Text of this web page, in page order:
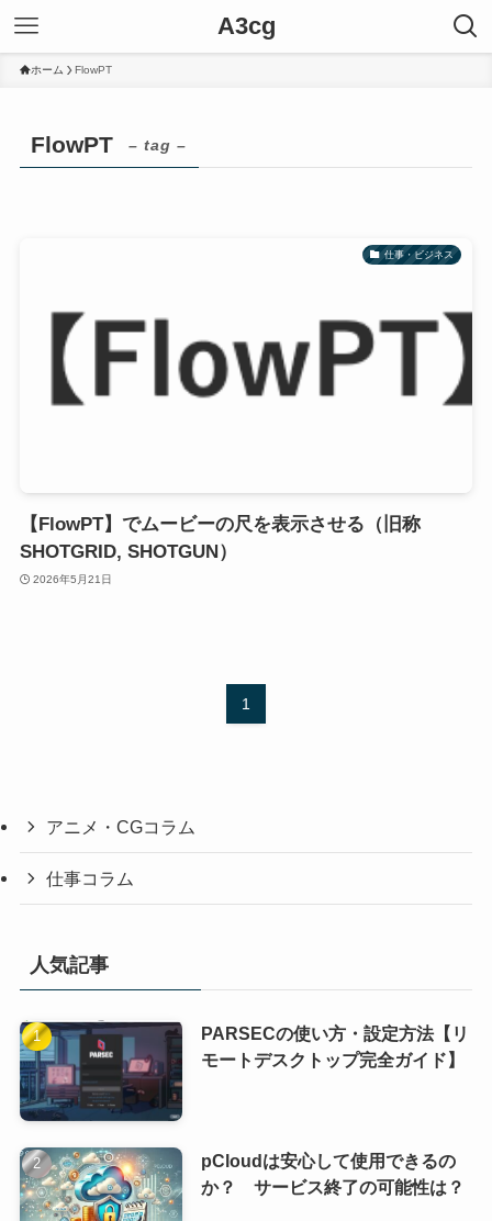
A3cg
ホーム FlowPT
FlowPT – tag –
仕事・ビジネス
【FlowPT】でムービーの尺を表示させる（旧称
SHOTGRID, SHOTGUN）
2026年5月21日
1
アニメ・CGコラム
仕事コラム
人気記事
PARSECの使い方・設定方法【リ
モートデスクトップ完全ガイド】
pCloudは安心して使用できるの
か？ サービス終了の可能性は？